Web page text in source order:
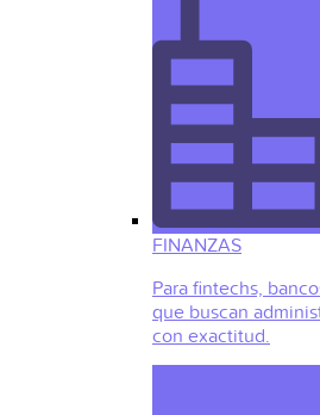
FINANZAS
Para fintechs,
que buscan
con exactitud.